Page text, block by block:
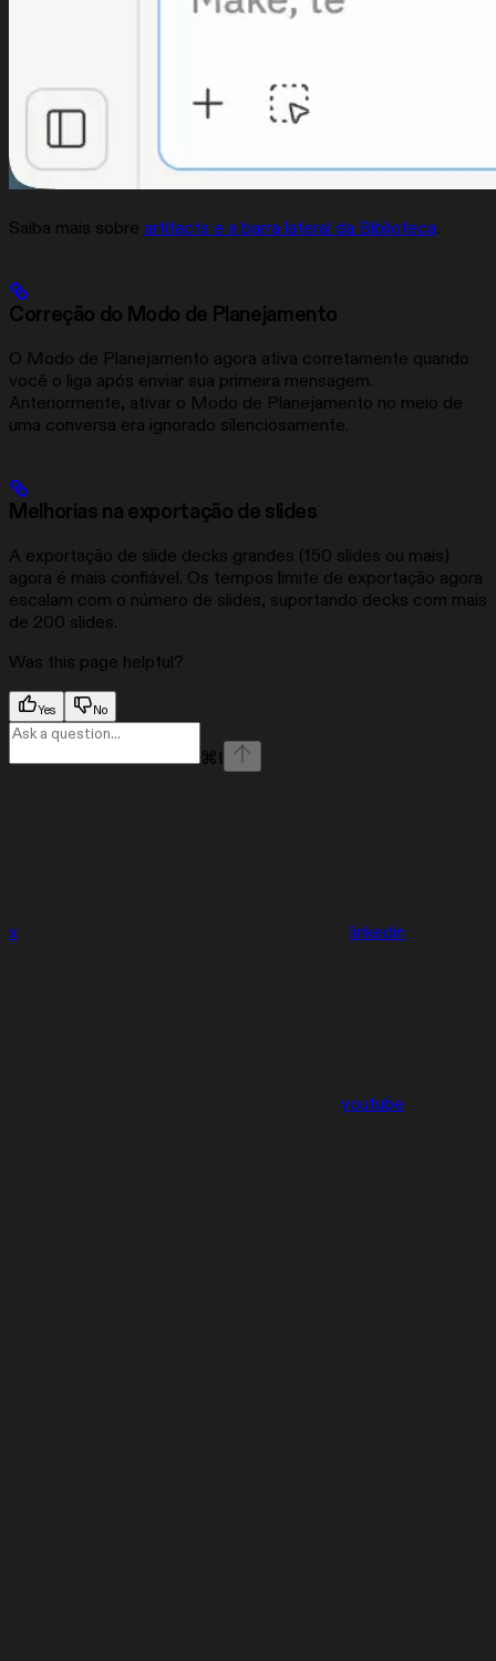
Saiba mais sobre artifacts e a barra lateral da Biblioteca.
Correção do Modo de Planejamento
O Modo de Planejamento agora ativa corretamente quando
você o liga após enviar sua primeira mensagem.
Anteriormente, ativar o Modo de Planejamento no meio de
uma conversa era ignorado silenciosamente.
Melhorias na exportação de slides
A exportação de slide decks grandes (150 slides ou mais)
agora é mais confiável. Os tempos limite de exportação agora
escalam com o número de slides, suportando decks com mais
de 200 slides.
Was this page helpful?
Yes No
⌘ I
x linkedin
youtube